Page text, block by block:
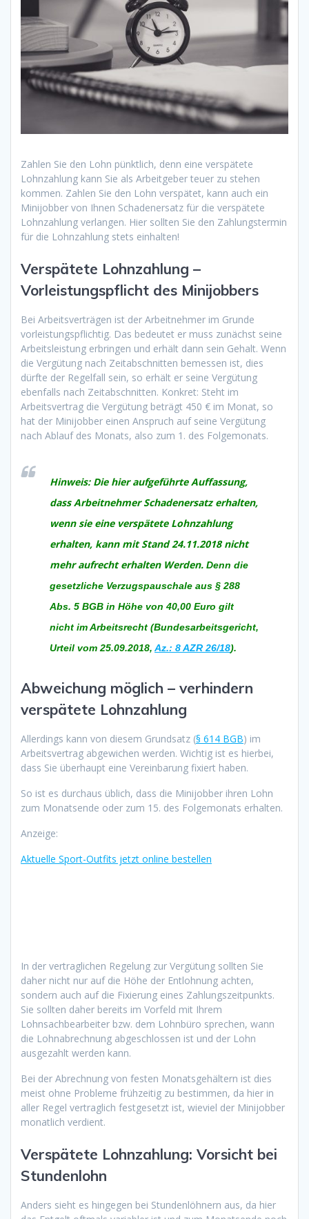
Zahlen Sie den Lohn pünktlich, denn eine verspätete
Lohnzahlung kann Sie als Arbeitgeber teuer zu stehen
kommen. Zahlen Sie den Lohn verspätet, kann auch ein
Minijobber von Ihnen Schadenersatz für die verspätete
Lohnzahlung verlangen. Hier sollten Sie den Zahlungstermin
für die Lohnzahlung stets einhalten!
Verspätete Lohnzahlung –
Vorleistungspflicht des Minijobbers
Bei Arbeitsverträgen ist der Arbeitnehmer im Grunde
vorleistungspflichtig. Das bedeutet er muss zunächst seine
Arbeitsleistung erbringen und erhält dann sein Gehalt. Wenn
die Vergütung nach Zeitabschnitten bemessen ist, dies
dürfte der Regelfall sein, so erhält er seine Vergütung
ebenfalls nach Zeitabschnitten. Konkret: Steht im
Arbeitsvertrag die Vergütung beträgt 450 € im Monat, so
hat der Minijobber einen Anspruch auf seine Vergütung
nach Ablauf des Monats, also zum 1. des Folgemonats.
Hinweis: Die hier aufgeführte Auffassung,
dass Arbeitnehmer Schadenersatz erhalten,
wenn sie eine verspätete Lohnzahlung
erhalten, kann mit Stand 24.11.2018 nicht
mehr aufrecht erhalten Werden. Denn die
gesetzliche Verzugspauschale aus § 288
Abs. 5 BGB in Höhe von 40,00 Euro gilt
nicht im Arbeitsrecht (Bundesarbeitsgericht,
Urteil vom 25.09.2018, Az.: 8 AZR 26/18).
Abweichung möglich – verhindern
verspätete Lohnzahlung
Allerdings kann von diesem Grundsatz (§ 614 BGB) im
Arbeitsvertrag abgewichen werden. Wichtig ist es hierbei,
dass Sie überhaupt eine Vereinbarung fixiert haben.
So ist es durchaus üblich, dass die Minijobber ihren Lohn
zum Monatsende oder zum 15. des Folgemonats erhalten.
Anzeige:
Aktuelle Sport-Outfits jetzt online bestellen
In der vertraglichen Regelung zur Vergütung sollten Sie
daher nicht nur auf die Höhe der Entlohnung achten,
sondern auch auf die Fixierung eines Zahlungszeitpunkts.
Sie sollten daher bereits im Vorfeld mit Ihrem
Lohnsachbearbeiter bzw. dem Lohnbüro sprechen, wann
die Lohnabrechnung abgeschlossen ist und der Lohn
ausgezahlt werden kann.
Bei der Abrechnung von festen Monatsgehältern ist dies
meist ohne Probleme frühzeitig zu bestimmen, da hier in
aller Regel vertraglich festgesetzt ist, wieviel der Minijobber
monatlich verdient.
Verspätete Lohnzahlung: Vorsicht bei
Stundenlohn
Anders sieht es hingegen bei Stundenlöhnern aus, da hier